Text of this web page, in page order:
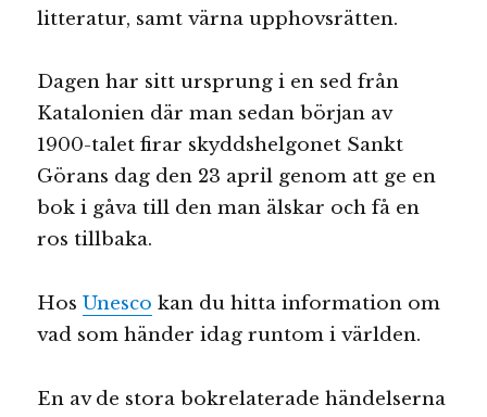
litteratur, samt värna upphovsrätten.
Dagen har sitt ursprung i en sed från
Katalonien där man sedan början av
1900-talet firar skyddshelgonet Sankt
Görans dag den 23 april genom att ge en
bok i gåva till den man älskar och få en
ros tillbaka.
HosUnesco kan du hitta information om
vad som händer idag runtom i världen.
En av de stora bokrelaterade händelserna